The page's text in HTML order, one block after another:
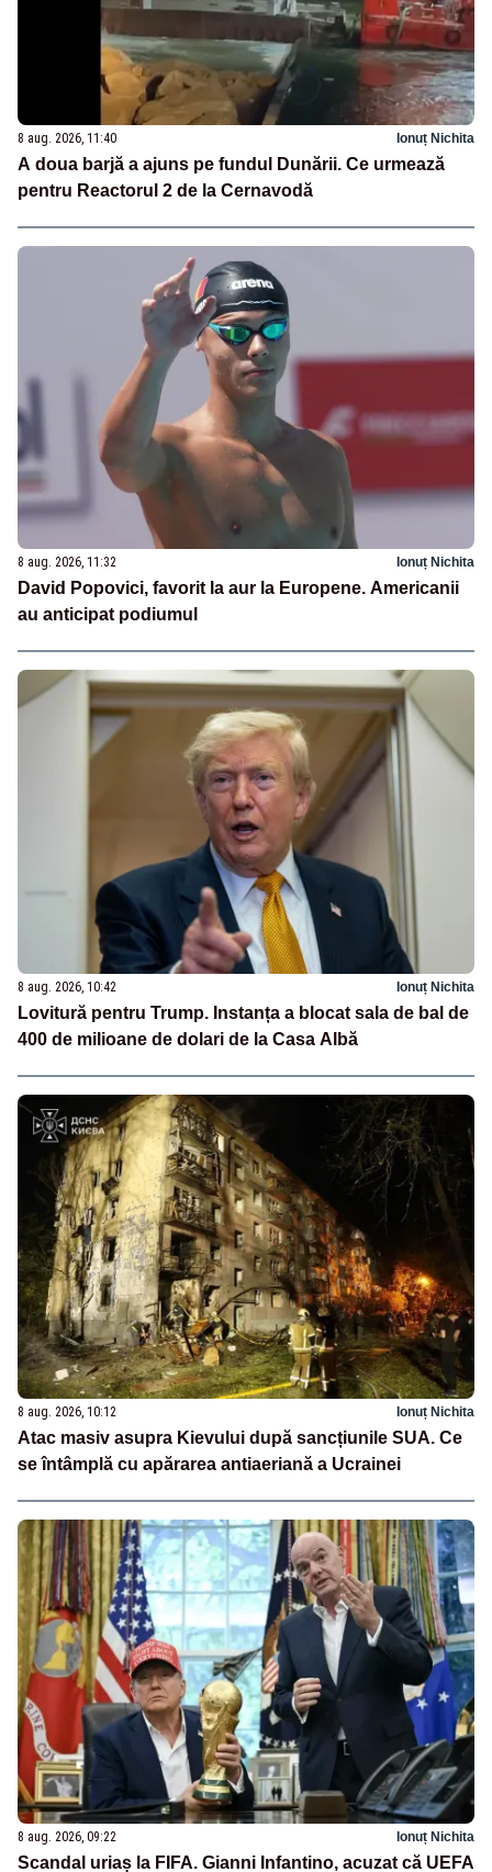
8 aug. 2026, 11:40 Ionuț Nichita
A doua barjă a ajuns pe fundul Dunării. Ce urmează
pentru Reactorul 2 de la Cernavodă
8 aug. 2026, 11:32 Ionuț Nichita
David Popovici, favorit la aur la Europene. Americanii
au anticipat podiumul
8 aug. 2026, 10:42 Ionuț Nichita
Lovitură pentru Trump. Instanța a blocat sala de bal de
400 de milioane de dolari de la Casa Albă
8 aug. 2026, 10:12 Ionuț Nichita
Atac masiv asupra Kievului după sancțiunile SUA. Ce
se întâmplă cu apărarea antiaeriană a Ucrainei
8 aug. 2026, 09:22 Ionuț Nichita
Scandal uriaș la FIFA. Gianni Infantino, acuzat că UEFA